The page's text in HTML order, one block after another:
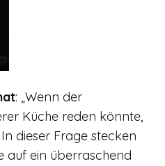
: „Wenn der
Küche reden könnte,
dieser Frage stecken
auf ein überraschend